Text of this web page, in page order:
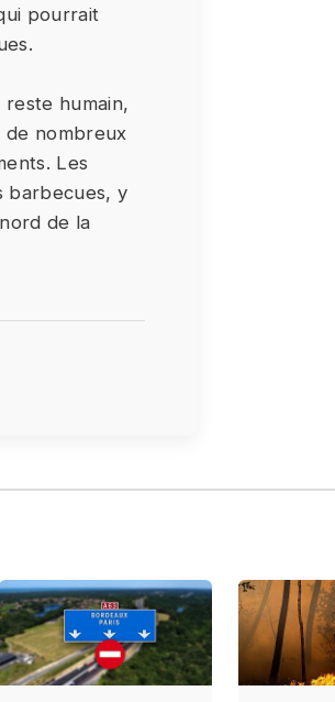
pourrait
humain,
de nombreux
Les
barbecues, y
de la